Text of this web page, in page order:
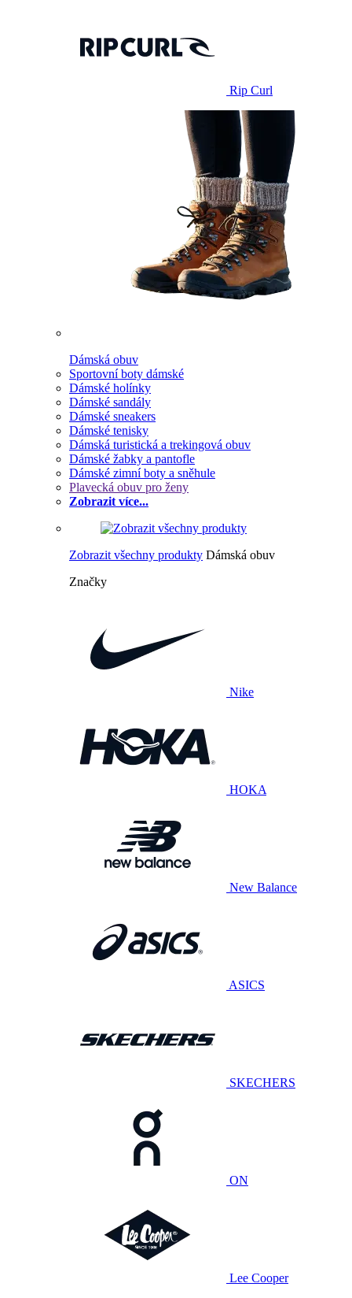
Rip Curl
Dámská obuv
Sportovní boty dámské
Dámské holínky
Dámské sandály
Dámské sneakers
Dámské tenisky
Dámská turistická a trekingová obuv
Dámské žabky a pantofle
Dámské zimní boty a sněhule
Plavecká obuv pro ženy
Zobrazit více...
Zobrazit všechny produkty Dámská obuv
Značky
Nike
HOKA
New Balance
ASICS
SKECHERS
ON
Lee Cooper